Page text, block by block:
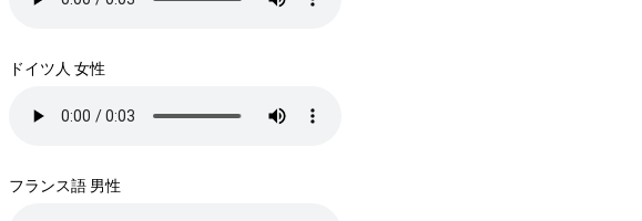
ドイツ人 女性
フランス語 男性